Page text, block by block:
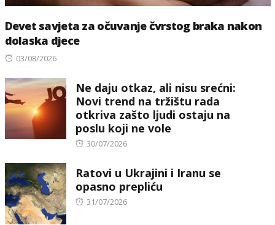
Devet savjeta za očuvanje čvrstog braka nakon
dolaska djece
Posted
03/08/2026
Ne daju otkaz, ali nisu srećni:
Novi trend na tržištu rada
otkriva zašto ljudi ostaju na
poslu koji ne vole
Posted
30/07/2026
Ratovi u Ukrajini i Iranu se
opasno prepliću
Posted
31/07/2026